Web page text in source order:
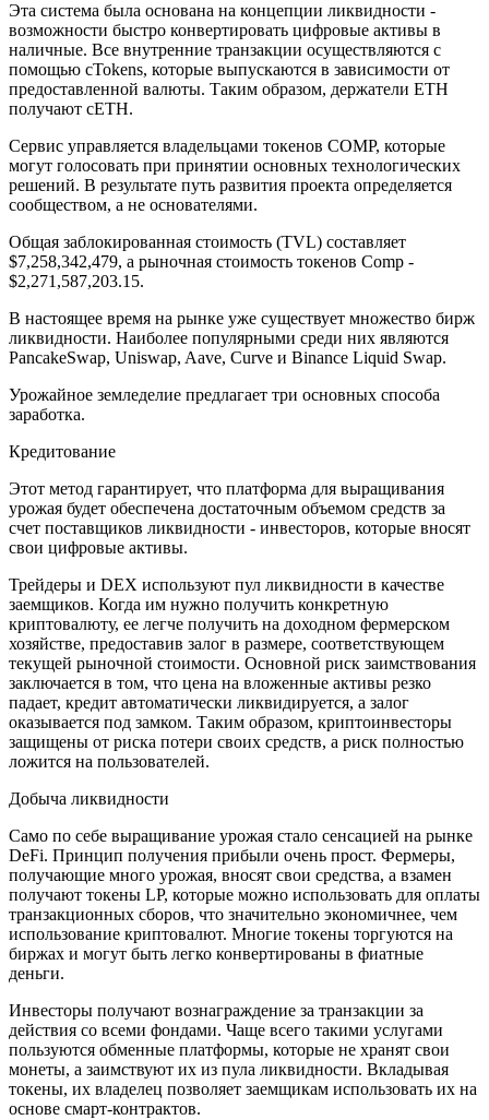
Эта система была основана на концепции ликвидности -
возможности быстро конвертировать цифровые активы в
наличные. Все внутренние транзакции осуществляются с
помощью cTokens, которые выпускаются в зависимости от
предоставленной валюты. Таким образом, держатели ETH
получают cETH.
Сервис управляется владельцами токенов COMP, которые
могут голосовать при принятии основных технологических
решений. В результате путь развития проекта определяется
сообществом, а не основателями.
Общая заблокированная стоимость (TVL) составляет
$7,258,342,479, а рыночная стоимость токенов Comp -
$2,271,587,203.15.
В настоящее время на рынке уже существует множество бирж
ликвидности. Наиболее популярными среди них являются
PancakeSwap, Uniswap, Aave, Curve и Binance Liquid Swap.
Урожайное земледелие предлагает три основных способа
заработка.
Кредитование
Этот метод гарантирует, что платформа для выращивания
урожая будет обеспечена достаточным объемом средств за
счет поставщиков ликвидности - инвесторов, которые вносят
свои цифровые активы.
Трейдеры и DEX используют пул ликвидности в качестве
заемщиков. Когда им нужно получить конкретную
криптовалюту, ее легче получить на доходном фермерском
хозяйстве, предоставив залог в размере, соответствующем
текущей рыночной стоимости. Основной риск заимствования
заключается в том, что цена на вложенные активы резко
падает, кредит автоматически ликвидируется, а залог
оказывается под замком. Таким образом, криптоинвесторы
защищены от риска потери своих средств, а риск полностью
ложится на пользователей.
Добыча ликвидности
Само по себе выращивание урожая стало сенсацией на рынке
DeFi. Принцип получения прибыли очень прост. Фермеры,
получающие много урожая, вносят свои средства, а взамен
получают токены LP, которые можно использовать для оплаты
транзакционных сборов, что значительно экономичнее, чем
использование криптовалют. Многие токены торгуются на
биржах и могут быть легко конвертированы в фиатные
деньги.
Инвесторы получают вознаграждение за транзакции за
действия со всеми фондами. Чаще всего такими услугами
пользуются обменные платформы, которые не хранят свои
монеты, а заимствуют их из пула ликвидности. Вкладывая
токены, их владелец позволяет заемщикам использовать их на
основе смарт-контрактов.